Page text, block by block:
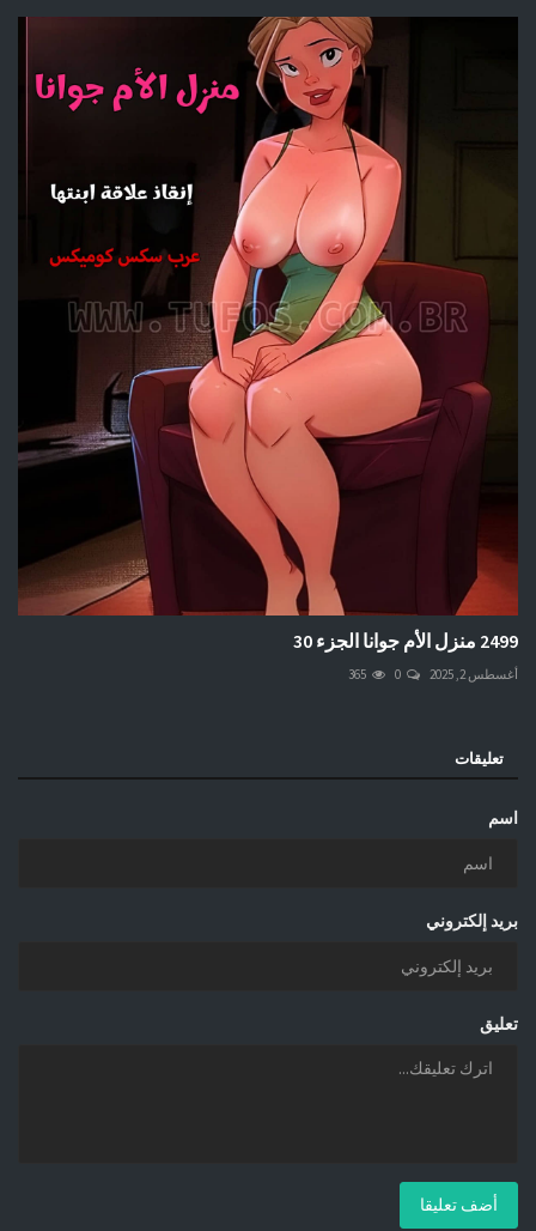
2499 منزل الأم جوانا الجزء 30
أغسطس 2, 2025 0
365
تعليقات
اسم
بريد إلكتروني
تعليق
أضف تعليقا